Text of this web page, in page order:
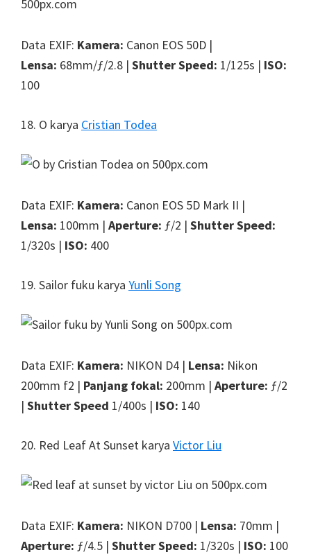
Data EXIF: Kamera: Canon EOS 50D |
Lensa: 68mm/ƒ/2.8 | Shutter Speed: 1/125s | ISO:
100
18. O karya Cristian Todea
Data EXIF: Kamera: Canon EOS 5D Mark II |
Lensa: 100mm | Aperture: ƒ/2 | Shutter Speed:
1/320s | ISO: 400
19. Sailor fuku karya Yunli Song
Data EXIF: Kamera: NIKON D4 | Lensa: Nikon
200mm f2 | Panjang fokal: 200mm | Aperture: ƒ/2
| Shutter Speed 1/400s | ISO: 140
20. Red Leaf At Sunset karya Victor Liu
Data EXIF: Kamera: NIKON D700 | Lensa: 70mm |
Aperture: ƒ/4.5 | Shutter Speed: 1/320s | ISO: 100